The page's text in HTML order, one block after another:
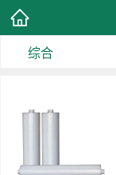
综合